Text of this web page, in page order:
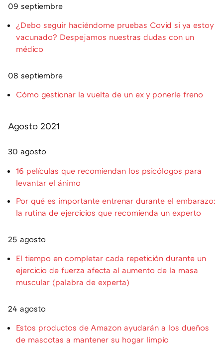
09 septiembre
¿Debo seguir haciéndome pruebas Covid si ya estoy
vacunado? Despejamos nuestras dudas con un
médico
08 septiembre
Cómo gestionar la vuelta de un ex y ponerle freno
Agosto 2021
30 agosto
16 películas que recomiendan los psicólogos para
levantar el ánimo
Por qué es importante entrenar durante el embarazo:
la rutina de ejercicios que recomienda un experto
25 agosto
El tiempo en completar cada repetición durante un
ejercicio de fuerza afecta al aumento de la masa
muscular (palabra de experta)
24 agosto
Estos productos de Amazon ayudarán a los dueños
de mascotas a mantener su hogar limpio